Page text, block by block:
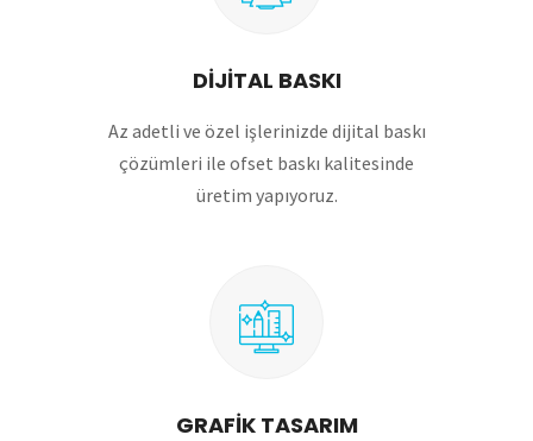
DİJİTAL BASKI
Az adetli ve özel işlerinizde dijital baskı
çözümleri ile ofset baskı kalitesinde
üretim yapıyoruz.
GRAFİK TASARIM